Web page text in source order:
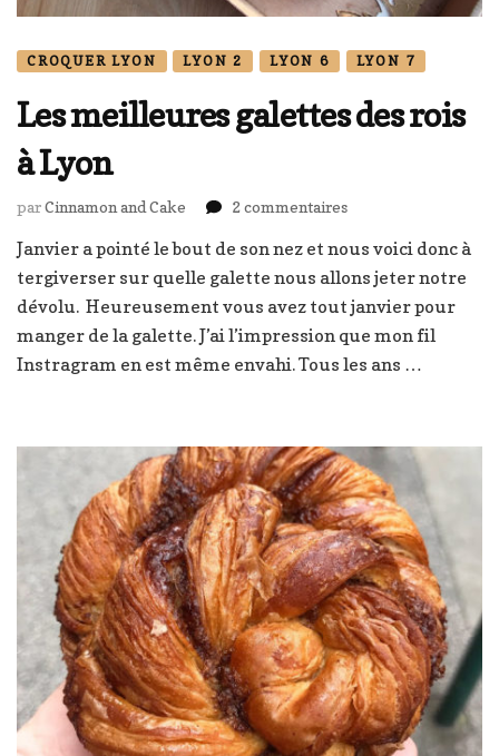
CROQUER LYON LYON 2 LYON 6 LYON 7
Les meilleures galettes des rois
à Lyon
parCinnamon and Cake 2 commentairessur
meilleures
galettes
des
à
Lyon
Janvier a pointé le bout de son nez et nous voici donc à
tergiverser sur quelle galette nous allons jeter notre
dévolu. Heureusement vous avez tout janvier pour
manger de la galette. J’ai l’impression que mon fil
Instragram en est même envahi. Tous les ans …